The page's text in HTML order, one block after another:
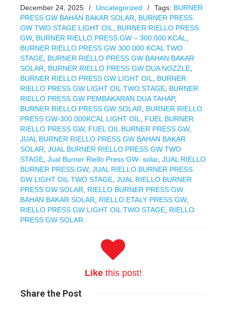
December 24, 2025 / Uncategorized / Tags: BURNER
PRESS GW BAHAN BAKAR SOLAR
BURNER PRESS
GW TWO STAGE LIGHT OIL
BURNER RIELLO PRESS
GW, BURNER RIELLO PRESS GW – 300.000 KCAL
BURNER RIELLO PRESS GW 300 000 KCAL TWO
STAGE BURNER RIELLO PRESS GW BAHAN BAKAR
SOLAR
BURNER RIELLO PRESS GW DUA NOZZLE
BURNER RIELLO PRESS GW LIGHT OIL
BURNER
RIELLO PRESS GW LIGHT OIL TWO STAGE BURNER
RIELLO PRESS GW PEMBAKARAN DUA TAHAP,
BURNER RIELLO PRESS GW SOLAR
BURNER RIELLO
PRESS GW-300.000KCAL LIGHT OIL
FUEL BURNER
RIELLO PRESS GW, FUEL OIL BURNER PRESS GW,
JUAL BURNER RIELLO PRESS GW BAHAN BAKAR
SOLAR JUAL BURNER RIELLO PRESS GW TWO
STAGE Jual Burner Riello Press GW- solar, JUAL RIELLO
BURNER PRESS GW, JUAL RIELLO BURNER PRESS
GW LIGHT OIL TWO STAGE JUAL RIELLO BURNER
PRESS GW SOLAR
RIELLO BURNER PRESS GW
BAHAN BAKAR SOLAR
RIELLO ETALY PRESS GW,
RIELLO PRESS GW LIGHT OIL TWO STAGE RIELLO
PRESS GW SOLAR
Likethis post!
Sharethe Post